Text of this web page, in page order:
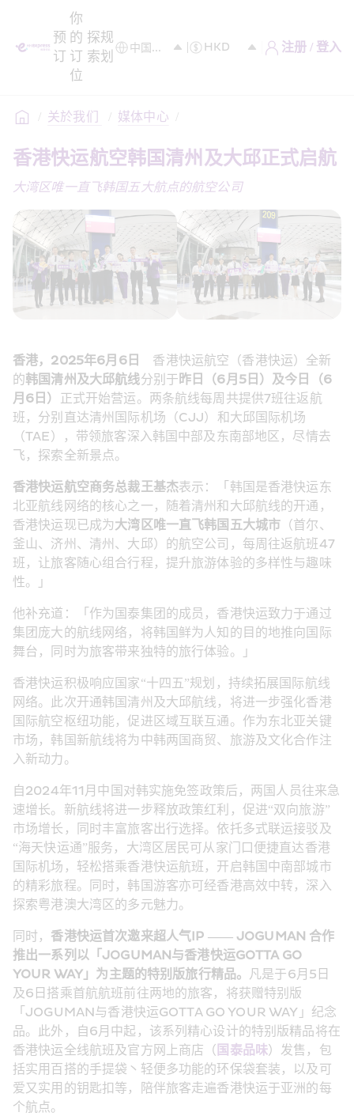
预
订
你
的
订
位
探
索
规
划
注册 / 登入
/ 关於我们 / 媒体中心 /
香港快运航空韩国清州及大邱正式启航
大湾区唯一直飞韩国五大航点的航空公司
香港，2025年6月6日
香港快运航空（香港快运）全新
的韩国清州及大邱航线分别于 昨日（6月5日）及今日（6
月6日） 正式开始营运。两条航线每周共提供7班往返航
班，分别直达清州国际机场（CJJ）和大邱国际机场
（TAE），带领旅客深入韩国中部及东南部地区，尽情去
飞，探索全新景点。
香港快运航空商务总裁王基杰表示：「韩国是香港快运东
北亚航线网络的核心之一，随着清州和大邱航线的开通，
香港快运现已成为大湾区唯一直飞韩国五大城市 （首尔、
釜山、济州、清州、大邱）的航空公司，每周往返航班47
班，让旅客随心组合行程，提升旅游体验的多样性与趣味
性。」
他补充道：「作为国泰集团的成员，香港快运致力于通过
集团庞大的航线网络，将韩国鲜为人知的目的地推向国际
舞台，同时为旅客带来独特的旅行体验。」
香港快运积极响应国家“十四五”规划，持续拓展国际航线
网络。此次开通韩国清州及大邱航线，将进一步强化香港
国际航空枢纽功能，促进区域互联互通。作为东北亚关键
市场，韩国新航线将为中韩两国商贸、旅游及文化合作注
入新动力。
自2024年11月中国对韩实施免签政策后，两国人员往来急
速增长。新航线将进一步释放政策红利，促进“双向旅游”
市场增长，同时丰富旅客出行选择。依托多式联运接驳及
“海天快运通”服务，大湾区居民可从家门口便捷直达香港
国际机场，轻松搭乘香港快运航班，开启韩国中南部城市
的精彩旅程。同时，韩国游客亦可经香港高效中转，深入
探索粤港澳大湾区的多元魅力。
同时， 香港快运首次邀来超人气IP —— JOGUMAN 合作
推出一系列以「JOGUMAN与香港快运GOTTA GO
YOUR WAY」为主题的特别版旅行精品。 凡是于6月5日
及6日搭乘首航航班前往两地的旅客，将获赠特别版
「JOGUMAN与香港快运GOTTA GO YOUR WAY」纪念
品。此外，自6月中起，该系列精心设计的特别版精品将在
香港快运全线航班及官方网上商店（ 国泰品味）发售，包
括实用百搭的手提袋丶轻便多功能的环保袋套装，以及可
爱又实用的钥匙扣等，陪伴旅客走遍香港快运于亚洲的每
个航点。